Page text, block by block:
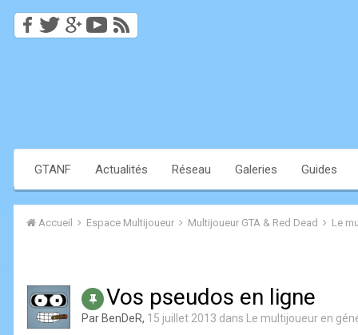
GTANF Actualités Réseau Galeries Guides
Accueil Espace Multijoueur Multijoueur GTA & Red Dead Le
Vos pseudos en ligne
Par BenDeR, 15 juillet 2013 dans Le multijoueur en